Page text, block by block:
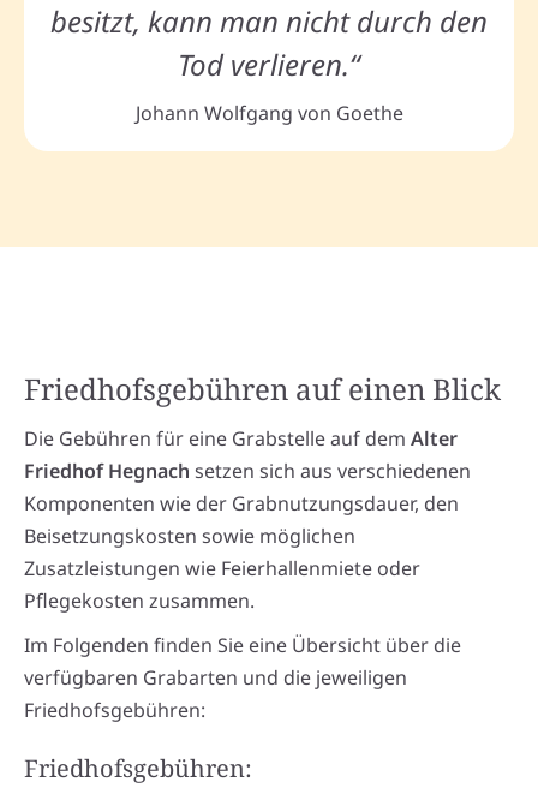
besitzt, kann man nicht durch den
Tod verlieren.“
Johann Wolfgang von Goethe
Friedhofsgebühren auf einen Blick
Die Gebühren für eine Grabstelle auf dem Alter
Friedhof Hegnach setzen sich aus verschiedenen
Komponenten wie der Grabnutzungsdauer, den
Beisetzungskosten sowie möglichen
Zusatzleistungen wie Feierhallenmiete oder
Pflegekosten zusammen.
Im Folgenden finden Sie eine Übersicht über die
verfügbaren Grabarten und die jeweiligen
Friedhofsgebühren:
Friedhofsgebühren: